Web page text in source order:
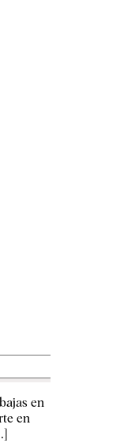
en
en